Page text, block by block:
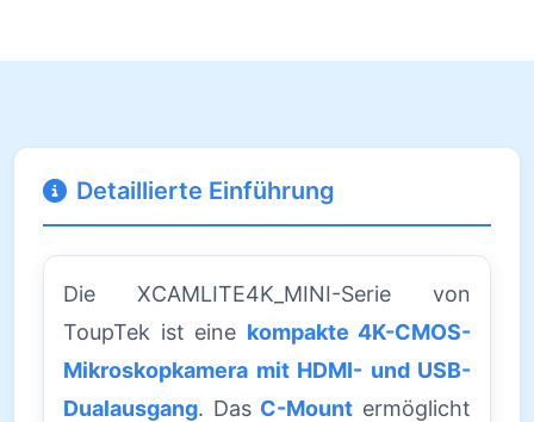
Detaillierte Einführung
Die XCAMLITE4K_MINI-Serie von
ToupTek ist eine kompakte 4K-CMOS-
Mikroskopkamera mit HDMI- und USB-
Dualausgang. Das C-Mount ermöglicht